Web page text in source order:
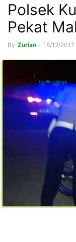
Polsek
Pekat
By Zurian - 18/12/2017